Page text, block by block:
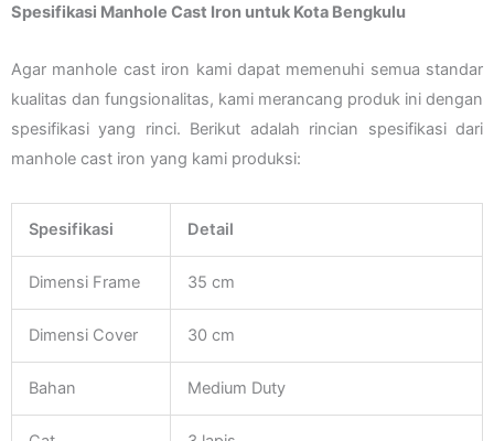
Spesifikasi Manhole Cast Iron untuk Kota Bengkulu
Agar manhole cast iron kami dapat memenuhi semua standar
kualitas dan fungsionalitas, kami merancang produk ini dengan
spesifikasi yang rinci. Berikut adalah rincian spesifikasi dari
manhole cast iron yang kami produksi:
Spesifikasi Detail
Dimensi Frame 35 cm
Dimensi Cover 30 cm
Bahan Medium Duty